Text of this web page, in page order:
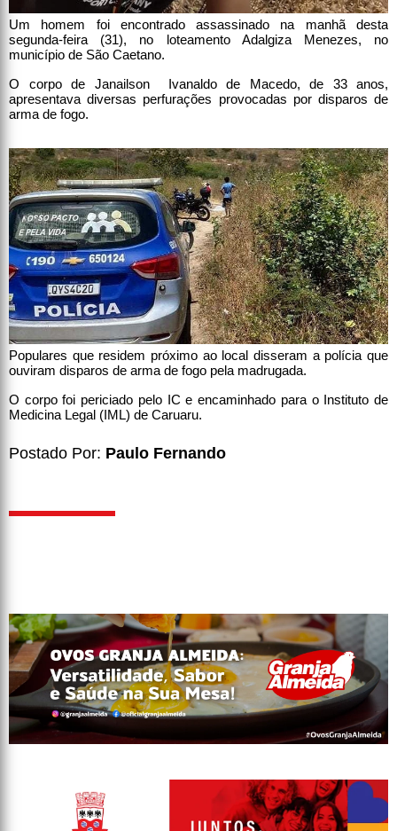
Um homem foi encontrado assassinado na manhã desta
segunda-feira (31), no loteamento Adalgiza Menezes, no
município de São Caetano.
O corpo de Janailson Ivanaldo de Macedo, de 33 anos,
apresentava diversas perfurações provocadas por disparos de
arma de fogo.
Populares que residem próximo ao local disseram a polícia que
ouviram disparos de arma de fogo pela madrugada.
O corpo foi periciado pelo IC e encaminhado para o Instituto de
Medicina Legal (IML) de Caruaru.
Postado Por: Paulo Fernando